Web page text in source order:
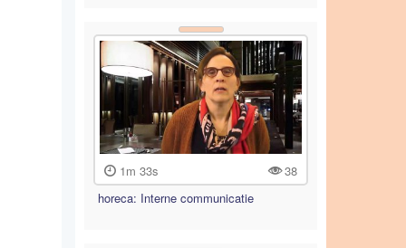
1m 33s
38
horeca: Interne communicatie